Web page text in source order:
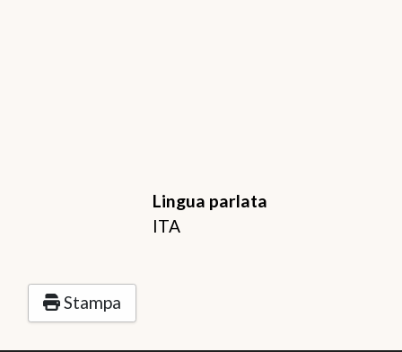
Lingua parlata
ITA
Stampa